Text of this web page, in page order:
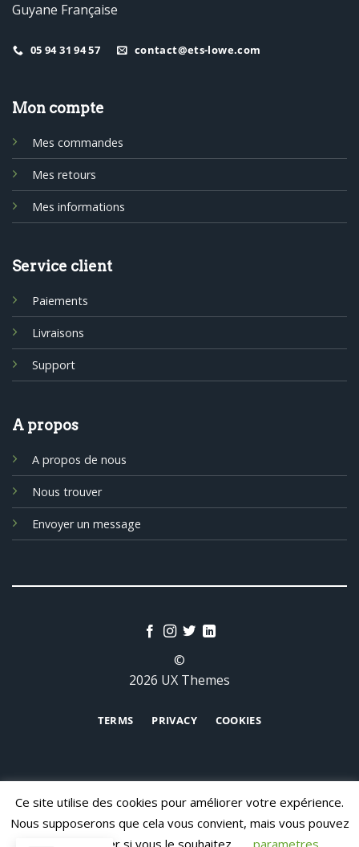
Guyane Française
05 94 31 94 57 contact@ets-lowe.com
Mon compte
Mes commandes
Mes retours
Mes informations
Service client
Paiements
Livraisons
Support
A propos
A propos de nous
Nous trouver
Envoyer un message
©
2026 UX Themes
TERMS PRIVACY COOKIES
Ce site utilise des cookies pour améliorer votre expérience.
Nous supposerons que cela vous convient, mais vous pouvez
vous désabonner si vous le souhaitez.
parametres